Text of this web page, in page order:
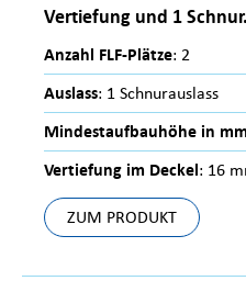
Vertiefung und 1 Schnur.
Anzahl FLF-Plätze: 2
Auslass: 1 Schnurauslass
Mindestaufbauhöhe in mm
Vertiefung im Deckel: 16
ZUM PRODUKT